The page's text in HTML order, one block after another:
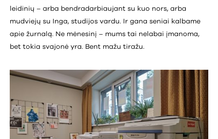
leidinių – arba bendradarbiaujant su kuo nors, arba
mudviejų su Inga, studijos vardu. Ir gana seniai kalbame
apie žurnalą. Ne mėnesinį – mums tai nelabai įmanoma,
bet tokia svajonė yra. Bent mažu tiražu.